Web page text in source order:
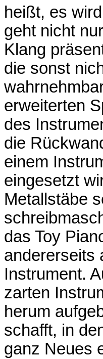
heißt, es
geht nicht
Klang
die sonst
erweiterten
des
die
einem
eingesetzt
Metallstäbe
das Toy
andererseits
Instrument.
zarten
herum
schafft, in
ganz Neues